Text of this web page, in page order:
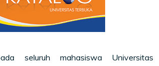
seluruh mahasiswa Universitas